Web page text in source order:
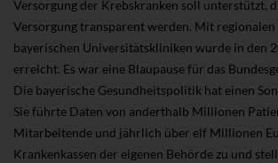
Versorgung der Krebskranken soll unterstützt,
Versorgung transparent werden. Mit
bayerischen Universitätskliniken wurde in den
erreicht. Es war eine Blaupause für das
Die bayerische Gesundheitspolitik hat einen
Sie führte Daten von anderthalb Millionen
Mitarbeitende und jährlich über elf Millionen
Krankenkassen der eigenen Behörde zu und